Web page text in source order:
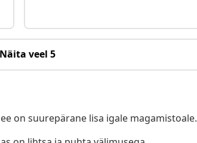
Näita veel 5
on suurepärane lisa igale magamistoale.